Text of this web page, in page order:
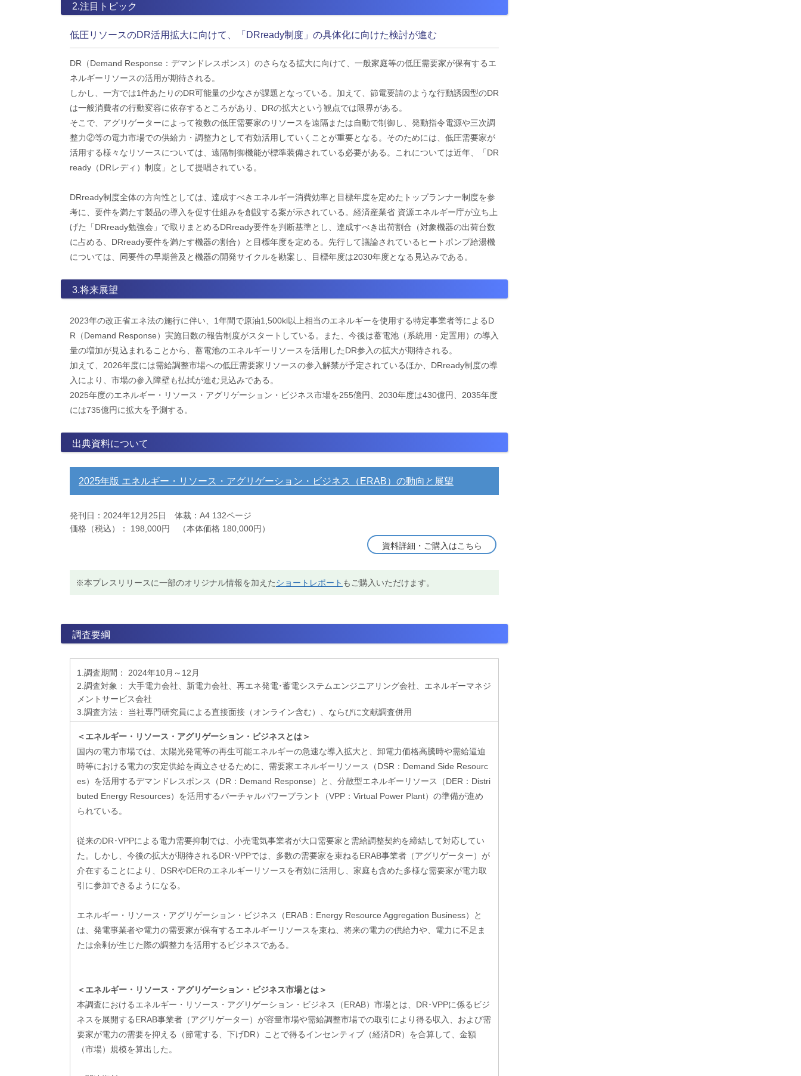
2.注目トピック
低圧リソースのDR活用拡大に向けて、「DRready制度」の具体化に向けた検討が進む
DR（Demand Response：デマンドレスポンス）のさらなる拡大に向けて、一般家庭等の低圧需要家が保有するエ
ネルギーリソースの活用が期待される。
しかし、一方では1件あたりのDR可能量の少なさが課題となっている。加えて、節電要請のような行動誘因型のDR
は一般消費者の行動変容に依存するところがあり、DRの拡大という観点では限界がある。
そこで、アグリゲーターによって複数の低圧需要家のリソースを遠隔または自動で制御し、発動指令電源や三次調
整力②等の電力市場での供給力・調整力として有効活用していくことが重要となる。そのためには、低圧需要家が
活用する様々なリソースについては、遠隔制御機能が標準装備されている必要がある。これについては近年、「DR
ready（DRレディ）制度」として提唱されている。
DRready制度全体の方向性としては、達成すべきエネルギー消費効率と目標年度を定めたトップランナー制度を参
考に、要件を満たす製品の導入を促す仕組みを創設する案が示されている。経済産業省 資源エネルギー庁が立ち上
げた「DRready勉強会」で取りまとめるDRready要件を判断基準とし、達成すべき出荷割合（対象機器の出荷台数
に占める、DRready要件を満たす機器の割合）と目標年度を定める。先行して議論されているヒートポンプ給湯機
については、同要件の早期普及と機器の開発サイクルを勘案し、目標年度は2030年度となる見込みである。
3.将来展望
2023年の改正省エネ法の施行に伴い、1年間で原油1,500kl以上相当のエネルギーを使用する特定事業者等によるD
R（Demand Response）実施日数の報告制度がスタートしている。また、今後は蓄電池（系統用・定置用）の導入
量の増加が見込まれることから、蓄電池のエネルギーリソースを活用したDR参入の拡大が期待される。
加えて、2026年度には需給調整市場への低圧需要家リソースの参入解禁が予定されているほか、DRready制度の導
入により、市場の参入障壁も払拭が進む見込みである。
2025年度のエネルギー・リソース・アグリゲーション・ビジネス市場を255億円、2030年度は430億円、2035年度
には735億円に拡大を予測する。
出典資料について
2025年版 エネルギー・リソース・アグリゲーション・ビジネス（ERAB）の動向と展望
発刊日：2024年12月25日 体裁：A4 132ページ
価格（税込）： 198,000円 （本体価格 180,000円）
資料詳細・ご購入はこちら
※本プレスリリースに一部のオリジナル情報を加えたショートレポート もご購入いただけます。
調査要綱
1.調査期間： 2024年10月～12月
2.調査対象： 大手電力会社、新電力会社、再エネ発電･蓄電システムエンジニアリング会社、エネルギーマネジ
メントサービス会社
3.調査方法： 当社専門研究員による直接面接（オンライン含む）、ならびに文献調査併用
＜エネルギー・リソース・アグリゲーション・ビジネスとは＞
国内の電力市場では、太陽光発電等の再生可能エネルギーの急速な導入拡大と、卸電力価格高騰時や需給逼迫
時等における電力の安定供給を両立させるために、需要家エネルギーリソース（DSR：Demand Side Resourc
es）を活用するデマンドレスポンス（DR：Demand Response）と、分散型エネルギーリソース（DER：Distri
buted Energy Resources）を活用するバーチャルパワープラント（VPP：Virtual Power Plant）の準備が進め
られている。
​従来のDR･VPPによる電力需要抑制では、小売電気事業者が大口需要家と需給調整契約を締結して対応してい
た。しかし、今後の拡大が期待されるDR･VPPでは、多数の需要家を束ねるERAB事業者（アグリゲーター）が
介在することにより、DSRやDERのエネルギーリソースを有効に活用し、家庭も含めた多様な需要家が電力取
引に参加できるようになる。
エネルギー・リソース・アグリゲーション・ビジネス（ERAB：Energy Resource Aggregation Business）と
は、発電事業者や電力の需要家が保有するエネルギーリソースを束ね、将来の電力の供給力や、電力に不足ま
たは余剰が生じた際の調整力を活用するビジネスである。
＜エネルギー・リソース・アグリゲーション・ビジネス市場とは＞
本調査におけるエネルギー・リソース・アグリゲーション・ビジネス（ERAB）市場とは、DR･VPPに係るビジ
ネスを展開するERAB事業者（アグリゲーター）が容量市場や需給調整市場での取引により得る収入、および需
要家が電力の需要を抑える（節電する、下げDR）ことで得るインセンティブ（経済DR）を合算して、金額
（市場）規模を算出した。